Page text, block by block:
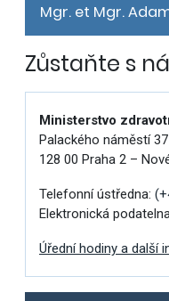
Mgr. et Mgr.
Zůstaňte s
Ministerstvo
Palackého náměstí
128 00 Praha 2 –
Telefonní ústředna:
Elektronická
Úřední hodiny a další